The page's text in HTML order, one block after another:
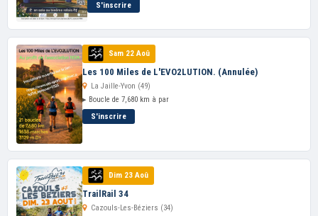
S'inscrire
Sam 22 Aoû
Les 100 Miles de L'EVO2LUTION. (Annulée)
La Jaille-Yvon (49)
▸ Boucle de 7,680 km à par
S'inscrire
Dim 23 Aoû
TrailRail 34
Cazouls-Les-Béziers (34)